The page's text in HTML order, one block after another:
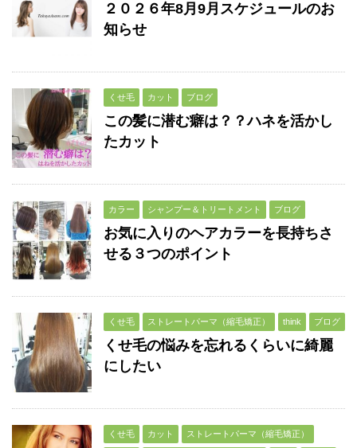
２０２６年8月9月スケジュールのお
知らせ
くせ毛 カット ブログ
この髪に潜む癖は？？ハネを活かし
たカット
カラー シャンプー＆トリートメント ブログ
お気に入りのヘアカラーを長持ちさ
せる３つのポイント
くせ毛 ストレートパーマ（縮毛矯正） think ブログ
くせ毛の悩みを忘れるくらいに綺麗
にしたい
くせ毛 カット ストレートパーマ（縮毛矯正）